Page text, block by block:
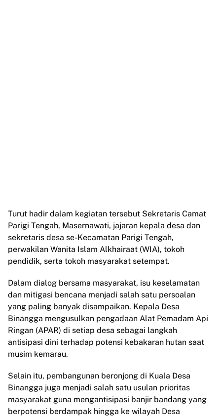
Turut hadir dalam kegiatan tersebut Sekretaris Camat
Parigi Tengah, Masernawati, jajaran kepala desa dan
sekretaris desa se-Kecamatan Parigi Tengah,
perwakilan Wanita Islam Alkhairaat (WIA), tokoh
pendidik, serta tokoh masyarakat setempat.
Dalam dialog bersama masyarakat, isu keselamatan
dan mitigasi bencana menjadi salah satu persoalan
yang paling banyak disampaikan. Kepala Desa
Binangga mengusulkan pengadaan Alat Pemadam Api
Ringan (APAR) di setiap desa sebagai langkah
antisipasi dini terhadap potensi kebakaran hutan saat
musim kemarau.
Selain itu, pembangunan beronjong di Kuala Desa
Binangga juga menjadi salah satu usulan prioritas
masyarakat guna mengantisipasi banjir bandang yang
berpotensi berdampak hingga ke wilayah Desa